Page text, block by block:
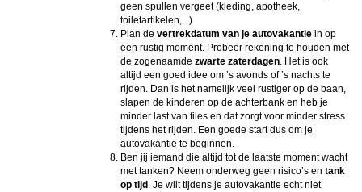
geen spullen vergeet (kleding, apotheek,
toiletartikelen,...)
Plan de vertrekdatum van je autovakantie in op
een rustig moment. Probeer rekening te houden met
de zogenaamde zwarte zaterdagen. Het is ook
altijd een goed idee om ’s avonds of ’s nachts te
rijden. Dan is het namelijk veel rustiger op de baan,
slapen de kinderen op de achterbank en heb je
minder last van files en dat zorgt voor minder stress
tijdens het rijden. Een goede start dus om je
autovakantie te beginnen.
Ben jij iemand die altijd tot de laatste moment wacht
met tanken? Neem onderweg geen risico’s en tank
op tijd . Je wilt tijdens je autovakantie echt niet